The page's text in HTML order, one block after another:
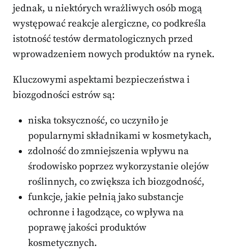
jednak, u niektórych wrażliwych osób mogą
występować reakcje alergiczne, co podkreśla
istotność testów dermatologicznych przed
wprowadzeniem nowych produktów na rynek.
Kluczowymi aspektami bezpieczeństwa i
biozgodności estrów są:
niska toksyczność, co uczyniło je
popularnymi składnikami w kosmetykach,
zdolność do zmniejszenia wpływu na
środowisko poprzez wykorzystanie olejów
roślinnych, co zwiększa ich biozgodność,
funkcje, jakie pełnią jako substancje
ochronne i łagodzące, co wpływa na
poprawę jakości produktów
kosmetycznych.